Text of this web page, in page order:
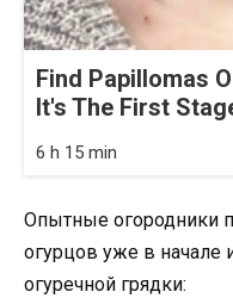
Find Papillomas
It's The First
6 h 15 min
Опытные огородники
огурцов уже в
огуречной грядки: